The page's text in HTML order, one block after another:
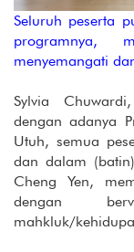
Seluruh peserta
programnya,
menyemangati
Sylvia
dengan adanya
Utuh, semua
dan dalam
Cheng Yen,
dengan
mahkluk/